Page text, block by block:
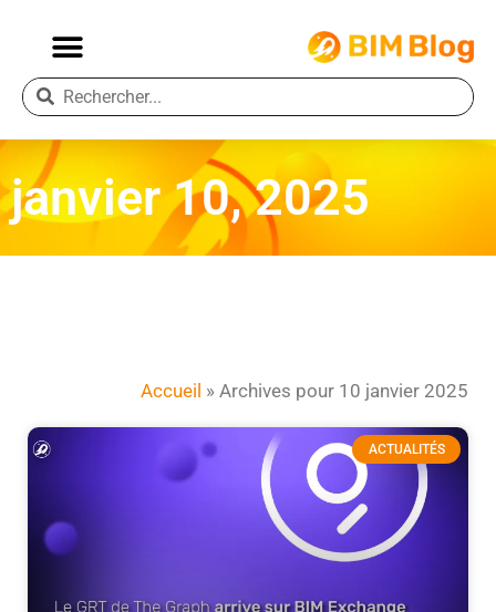
janvier 10, 2025
Accueil » Archives pour 10 janvier 2025
ACTUALITÉS